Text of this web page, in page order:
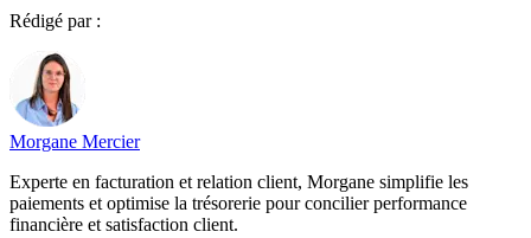
Rédigé par :
Morgane Mercier
Experte en facturation et relation client, Morgane simplifie les
paiements et optimise la trésorerie pour concilier performance
financière et satisfaction client.